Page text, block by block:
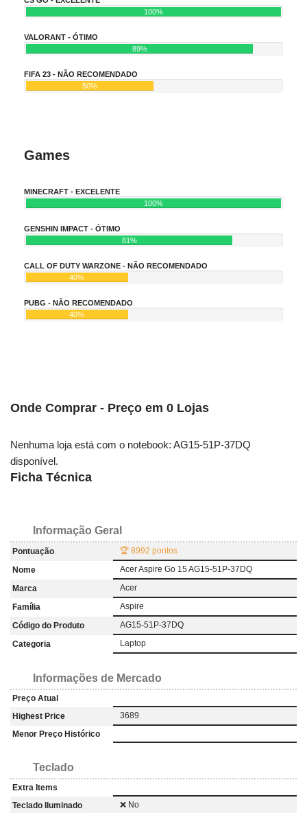
100%
VALORANT - ÓTIMO
89%
FIFA 23 - NÃO RECOMENDADO
50%
Games
MINECRAFT - EXCELENTE
100%
GENSHIN IMPACT - ÓTIMO
81%
CALL OF DUTY WARZONE - NÃO RECOMENDADO
40%
PUBG - NÃO RECOMENDADO
40%
Onde Comprar - Preço em 0 Lojas
Nenhuma loja está com o notebook: AG15-51P-37DQ
disponível.
Ficha Técnica
Informação Geral
Pontuação
🏆 8992 pontos
Nome
Acer Aspire Go 15 AG15-51P-37DQ
Marca
Acer
Família
Aspire
Código do Produto
AG15-51P-37DQ
Categoria
Laptop
Informações de Mercado
Preço Atual
Highest Price
3689
Menor Preço Histórico
Teclado
Extra Items
Teclado Iluminado
❌ No